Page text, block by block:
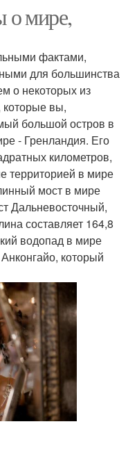
о мире,
фактами,
для большинства
о некоторых из
вы,
большой остров в
- Гренландия. Его
километров,
территорией в мире
мост в мире
Дальневосточный,
составляет 164,8
водопад в мире
который